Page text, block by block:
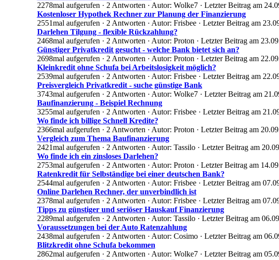
2278mal aufgerufen · 2 Antworten · Autor: Wolke7 · Letzter Beitrag am
Kostenloser Hypothek Rechner zur Planung der Finanzierung
2551mal aufgerufen · 2 Antworten · Autor: Frisbee · Letzter Beitrag am
Darlehen Tilgung - flexible Rückzahlung?
2468mal aufgerufen · 2 Antworten · Autor: Proton · Letzter Beitrag am
Günstiger Privatkredit gesucht - welche Bank bietet sich an?
2698mal aufgerufen · 2 Antworten · Autor: Proton · Letzter Beitrag am
Kleinkredit ohne Schufa bei Arbeitslosigkeit möglich?
2539mal aufgerufen · 2 Antworten · Autor: Frisbee · Letzter Beitrag am
Preisvergleich Privatkredit - suche günstige Bank
3743mal aufgerufen · 2 Antworten · Autor: Wolke7 · Letzter Beitrag am
Baufinanzierung - Beispiel Rechnung
3255mal aufgerufen · 2 Antworten · Autor: Frisbee · Letzter Beitrag am
Wo finde ich billige Schnell Kredite?
2366mal aufgerufen · 2 Antworten · Autor: Proton · Letzter Beitrag am
Vergleich zum Thema Baufinanzierung
2421mal aufgerufen · 2 Antworten · Autor: Tassilo · Letzter Beitrag am
Wo finde ich ein zinsloses Darlehen?
2753mal aufgerufen · 2 Antworten · Autor: Proton · Letzter Beitrag am
Ratenkredit für Selbständige bei einer deutschen Bank?
2544mal aufgerufen · 2 Antworten · Autor: Frisbee · Letzter Beitrag am
Online Darlehen Rechner, der unverbindlich ist
2378mal aufgerufen · 2 Antworten · Autor: Frisbee · Letzter Beitrag am
Tipps zu günstiger und seriöser Hauskauf Finanzierung
2289mal aufgerufen · 2 Antworten · Autor: Tassilo · Letzter Beitrag am
Voraussetzungen bei der Auto Ratenzahlung
2438mal aufgerufen · 2 Antworten · Autor: Cosimo · Letzter Beitrag am
Blitzkredit ohne Schufa bekommen
2862mal aufgerufen · 2 Antworten · Autor: Wolke7 · Letzter Beitrag am